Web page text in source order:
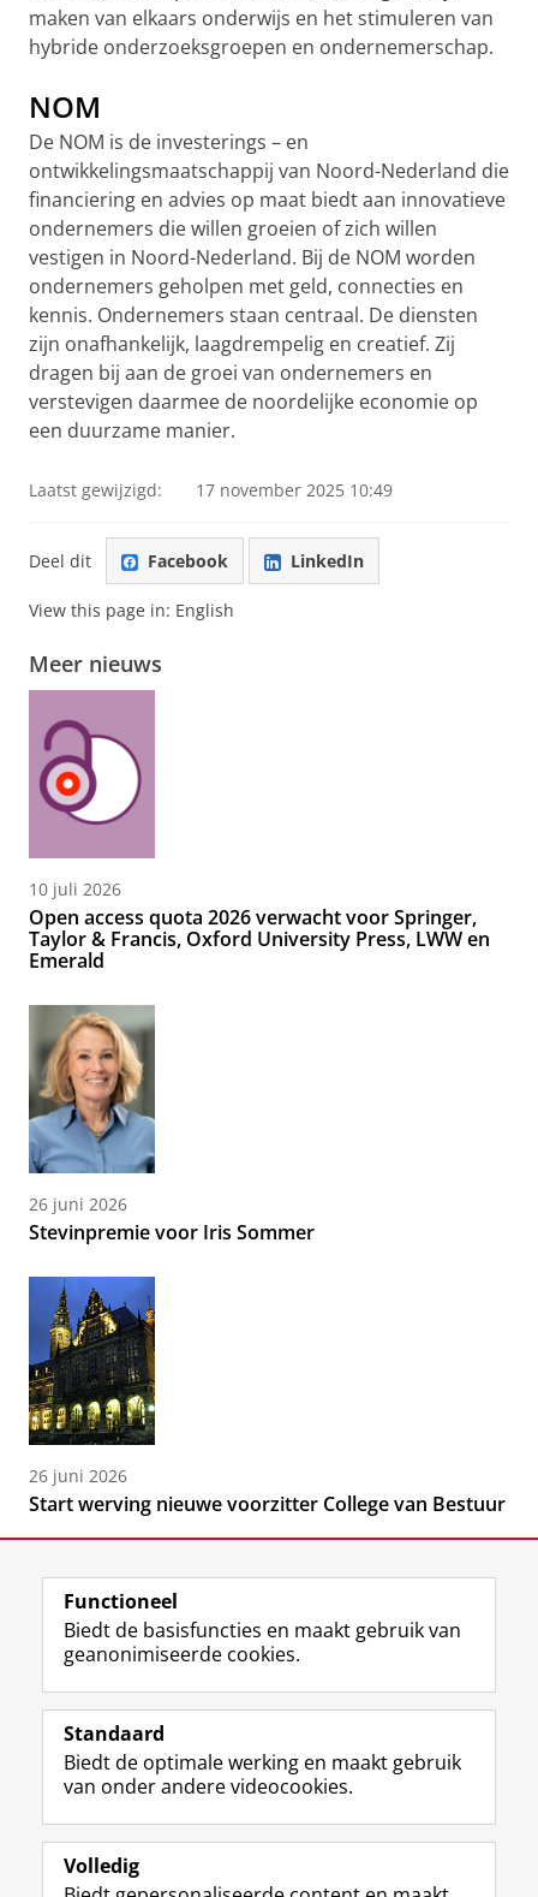
maken van elkaars onderwijs en het stimuleren van
hybride onderzoeksgroepen en ondernemerschap.
NOM
De NOM is de investerings – en
ontwikkelingsmaatschappij van Noord-Nederland die
financiering en advies op maat biedt aan innovatieve
ondernemers die willen groeien of zich willen
vestigen in Noord-Nederland. Bij de NOM worden
ondernemers geholpen met geld, connecties en
kennis. Ondernemers staan centraal. De diensten
zijn onafhankelijk, laagdrempelig en creatief. Zij
dragen bij aan de groei van ondernemers en
verstevigen daarmee de noordelijke economie op
een duurzame manier.
Laatst gewijzigd: 17 november 2025 10:49
Deel dit Facebook LinkedIn
View this page in: English
Meer nieuws
10 juli 2026
Open access quota 2026 verwacht voor Springer,
Taylor & Francis, Oxford University Press, LWW en
Emerald
26 juni 2026
Stevinpremie voor Iris Sommer
26 juni 2026
Start werving nieuwe voorzitter College van Bestuur
Volg de RUG
F
a
e
b
o
p
L
i
k
e
I
-
R
S
-
f
e
R
I
n
t
r
m
Y
o
T
e
k
Studiekiezers
Alumni
Functioneel
Biedt de basisfuncties en maakt gebruik van
geanonimiseerde cookies.
Standaard
Biedt de optimale werking en maakt gebruik
van onder andere videocookies.
Volledig